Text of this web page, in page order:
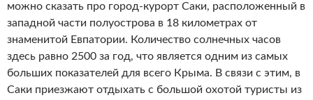
можно сказать про город-курорт Саки, расположенный в
западной части полуострова в 18 километрах от
знаменитой Евпатории. Количество солнечных часов
здесь равно 2500 за год, что является одним из самых
больших показателей для всего Крыма. В связи с этим, в
Саки приезжают отдыхать с большой охотой туристы из